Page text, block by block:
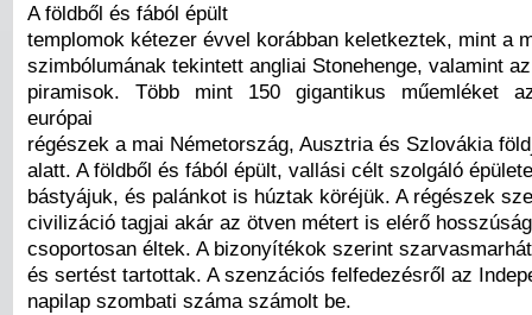
A földből és fából épült
templomok kétezer évvel korábban keletkeztek, mint a
szimbólumának tekintett angliai Stonehenge, valamint
piramisok. Több mint 150 gigantikus műemléket
európai
régészek a mai Németország, Ausztria és Szlovákia
alatt. A földből és fából épült, vallási célt szolgáló
bástyájuk, és palánkot is húztak köréjük. A régészek
civilizáció tagjai akár az ötven métert is elérő
csoportosan éltek. A bizonyítékok szerint
és sertést tartottak. A szenzációs felfedezésről az
napilap szombati száma számolt be.